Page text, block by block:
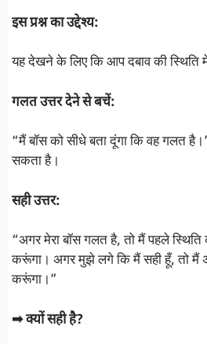
इस प्रश्न का उद्देश्य:
यह देखने के लिए कि आप दबाव की स्थिति
गलत उत्तर देने से बचें:
“मैं बॉस को सीधे बता दूंगा कि वह गलत
सकता है।
सही उत्तर:
“अगर मेरा बॉस गलत है, तो मैं पहले
करूंगा। अगर मुझे लगे कि मैं सही हूँ, तो मैं
करूंगा।”
➡ क्यों सही है?